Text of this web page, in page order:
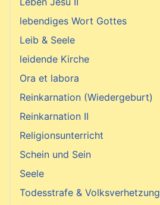
lebendiges Wort Gottes
Leib & Seele
leidende Kirche
Ora et labora
Reinkarnation (Wiedergeburt)
Reinkarnation II
Religionsunterricht
Schein und Sein
Seele
Todesstrafe & Volksverhetzung